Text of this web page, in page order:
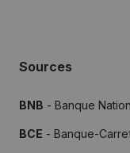
Sources
BNB - Banque
BCE - Banque-